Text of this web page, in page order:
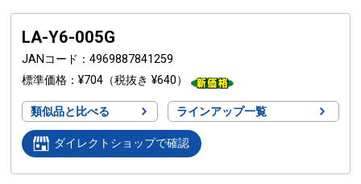
LA-Y6-005G
JANコード
4969887841259
標準価格
¥704（税抜き ¥640）
類似品と比べる ラインアップ一覧
ダイレクトショップで確認